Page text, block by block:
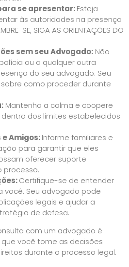
se apresentar:Esteja
às autoridades na presença
SE, SIGA AS ORIENTAÇÕES DO
sem seu Advogado: Não
ou a qualquer outra
do seu advogado. Seu
como proceder durante
Mantenha a calma e coopere
dos limites estabelecidos
Amigos:Informe familiares e
para garantir que eles
oferecer suporte
processo.
Certifique-se de entender
você. Seu advogado pode
legais e ajudar a
de defesa.
com um advogado é
você tome as decisões
durante o processo legal.